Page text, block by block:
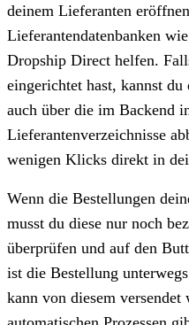
deinem Lieferanten
Lieferantendatenbanken
Dropship Direct helfen.
eingerichtet hast, kannst
auch über die im Backend
Lieferantenverzeichnisse
wenigen Klicks direkt in
Wenn die Bestellungen
musst du diese nur noch
überprüfen und auf den
ist die Bestellung
kann von diesem versendet